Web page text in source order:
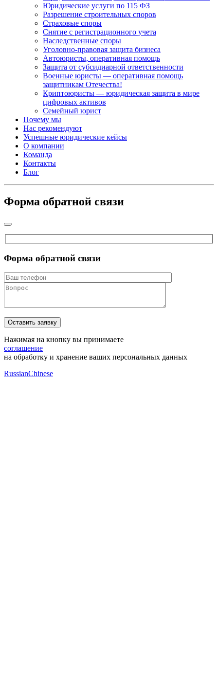
Юридические услуги по 115 ФЗ
Разрешение строительных споров
Страховые споры
Снятие с регистрационного учета
Наследственные споры
Уголовно-правовая защита бизнеса
Автоюристы, оперативная помощь
Защита от субсидиарной ответственности
Военные юристы — оперативная помощь
защитникам Отечества!
Криптоюристы — юридическая защита в мире
цифровых активов
Семейный юрист
Почему мы
Нас рекомендуют
Успешные юридические кейсы
О компании
Команда
Контакты
Блог
Форма обратной связи
Форма обратной связи
Нажимая на кнопку вы принимаете
соглашение
на обработку и хранение ваших персональных данных
RussianChinese